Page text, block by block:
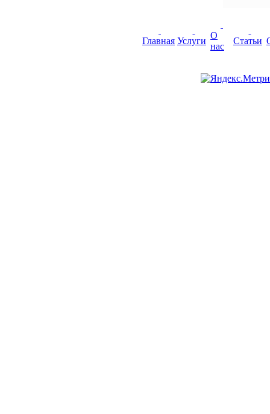
Главная Услуги
О
нас
Статьи